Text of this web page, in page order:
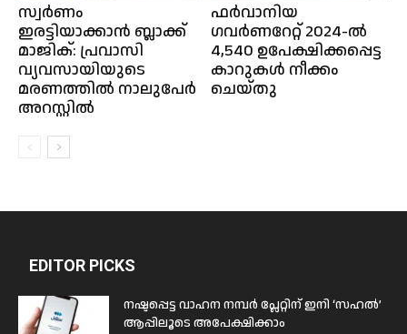
സ്വർണം
ഇരട്ടിയാക്കാൻ ബ്ലാക്ക്
മാജിക്: പ്രവാസി
വ്യവസായിയുടെ
മരണത്തിൽ നാലുപേർ
അറസ്റ്റിൽ
ഫർവാനിയ
ഗവർണറേറ്റ് 2024-ൽ
4,540 ഉപേക്ഷിക്കപ്പെട്ട
കാറുകൾ നീക്കം
ചെയ്തു
EDITOR PICKS
നഷ്ടപ്പെട്ട വാഹന നമ്പർ പ്ലേറ്റിന് ഇനി ‘സഹൽ’
ആപ്പിലൂടെ അപേക്ഷിക്കാം